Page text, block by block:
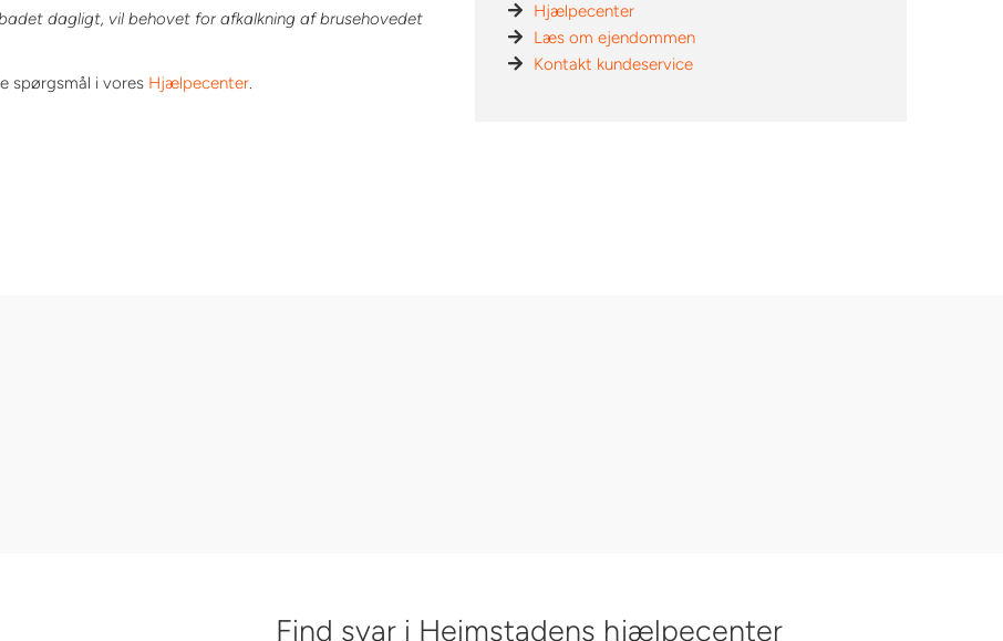
dagligt, vil behovet for afkalkning af brusehovedet
spørgsmål i vores Hjælpecenter
Hjælpecenter
Læs om ejendommen
Kontakt kundeservice
Find svar i Heimstadens hjælpecenter